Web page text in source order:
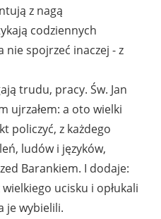
z nagą
codziennych
spojrzeć inaczej - z
trudu, pracy. Św. Jan
ujrzałem: a oto wielki
policzyć, z każdego
ludów i języków,
Barankiem. I dodaje:
ucisku i opłukali
je wybielili.